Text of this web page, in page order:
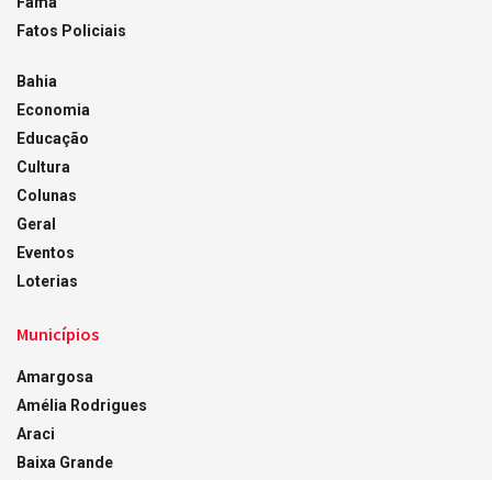
Fatos Policiais
Bahia
Economia
Educação
Cultura
Colunas
Geral
Eventos
Loterias
Municípios
Amargosa
Amélia Rodrigues
Araci
Baixa Grande